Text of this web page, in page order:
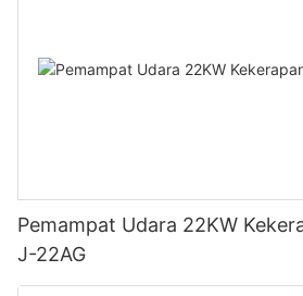
Pemampat Udara 22KW
J-22AG